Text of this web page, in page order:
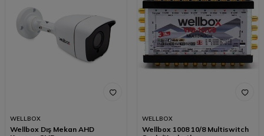
WELLBOX
Wellbox Dış Mekan AHD
WELLBOX
Wellbox 1008 10/8 Multiswitch